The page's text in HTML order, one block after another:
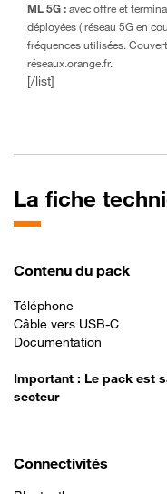
ML 5G : avec offre et
déployées ( réseau 5G en
fréquences utilisées.
réseaux.orange.fr.
[/list]
La fiche
Contenu du pack
Téléphone
Câble vers USB-C
Documentation
Important : Le pack est
secteur
Connectivités